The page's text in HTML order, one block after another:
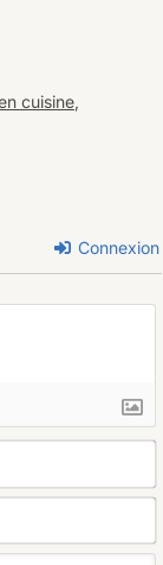
cuisine,
Connexion